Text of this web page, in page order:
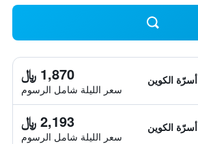
1,870 ﷼
سعر الليلة شامل الرسوم
2,193 ﷼
سعر الليلة شامل الرسوم